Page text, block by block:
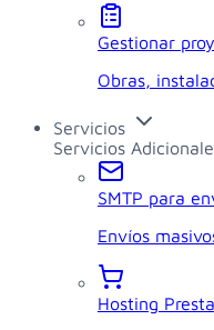
Gestionar
Obras,
Servicios
Servicios
SMTP para
Envíos
Hosting